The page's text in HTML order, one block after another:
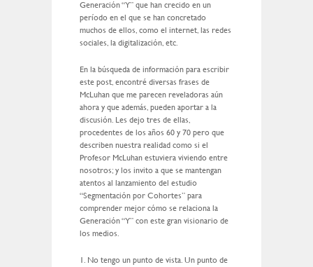
Generación “Y” que han crecido en un
período en el que se han concretado
muchos de ellos, como el internet, las redes
sociales, la digitalización, etc.
En la búsqueda de información para escribir
este post, encontré diversas frases de
McLuhan que me parecen reveladoras aún
ahora y que además, pueden aportar a la
discusión. Les dejo tres de ellas,
procedentes de los años 60 y 70 pero que
describen nuestra realidad como si el
Profesor McLuhan estuviera viviendo entre
nosotros; y los invito a que se mantengan
atentos al lanzamiento del estudio
“Segmentación por Cohortes” para
comprender mejor cómo se relaciona la
Generación “Y” con este gran visionario de
los medios.
1. No tengo un punto de vista. Un punto de